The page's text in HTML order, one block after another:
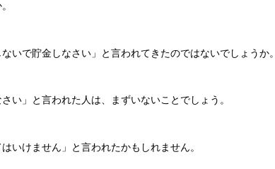
いで貯金しなさい」と言われてきたのではないでしょうか。
い」と言われた人は、まずいないことでしょう。
いけません」と言われたかもしれません。